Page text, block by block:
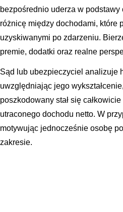
bezpośrednio uderza w
różnicę między dochodami, które
uzyskiwanymi po zdarzeniu.
premie, dodatki oraz realne
Sąd lub ubezpieczyciel analizuje
uwzględniając jego
poszkodowany stał się
utraconego dochodu netto. W
motywując jednocześnie osobę
zakresie.